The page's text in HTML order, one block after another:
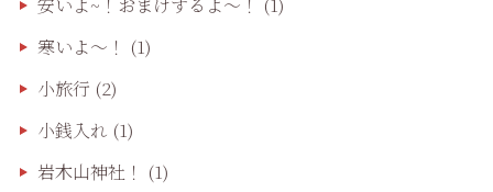
寒いよ～！ (1)
小旅行 (2)
小銭入れ (1)
岩木山神社！ (1)